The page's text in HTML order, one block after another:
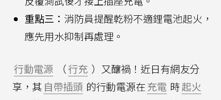
重點三： 消防員提醒乾粉不適鋰電池起火，
應先用水抑制再處理。
行動電源 （行充 ）又釀禍！近日有網友分
享，其 自帶插頭 的行動電源在充電 時起火